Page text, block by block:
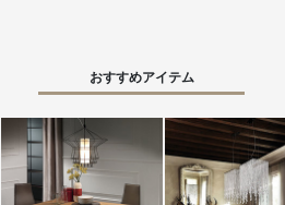
おすすめアイテム